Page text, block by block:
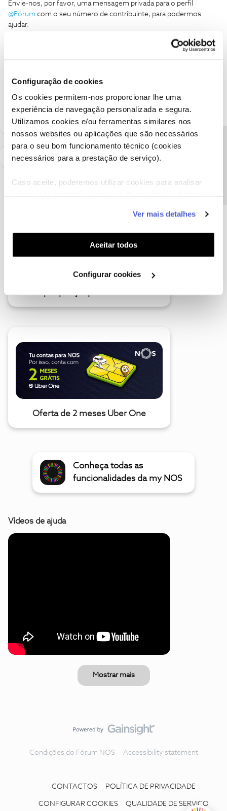
Configuração de cookies
Os cookies permitem-nos proporcionar lhe uma
experiência de navegação personalizada e segura.
Utilizamos cookies e/ou ferramentas similares nos
nossos websites ou aplicações que são necessários
para o seu bom funcionamento técnico (cookies
necessários para a prestação de serviço).
Caso aceite, poderemos utilizar cookies para analisar
funcionalidades (cookies de personalização e
funcionalidade) e adaptar anúncios aos seus interesses
(cookies de publicidade personalizada). Pode gerir a
utilização dos cookies clicando em "Configurar
Ver mais detalhes
Aceitar todos
Configurar cookies
Envie-nos, por favor, uma mensagem privada para o perfil ​
@Fórum com o seu número de contribuinte, para podermos
ajudar.
como "Melhor Resposta" e faça "Like" nos melhores comentários.
sempre a par das últimas novidades.
A poupança que COMBINA
Oferta de 2 meses Uber One
Conheça todas as
funcionalidades da my NOS
Vídeos de ajuda
Mostrar mais
Condições do Fórum NOS Accessibility statement
CONTACTOS POLÍTICA DE PRIVACIDADE
CONFIGURAR COOKIES QUALIDADE DE SERVIÇO